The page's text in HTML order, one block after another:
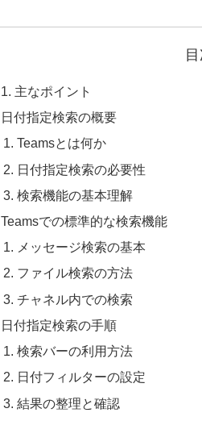
主なポイント
日付指定検索の概要
Teamsとは何か
日付指定検索の必要性
検索機能の基本理解
Teamsでの標準的な検索機能
メッセージ検索の基本
ファイル検索の方法
チャネル内での検索
日付指定検索の手順
検索バーの利用方法
日付フィルターの設定
結果の整理と確認